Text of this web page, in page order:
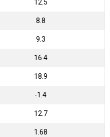
12.5
8.8
9.3
16.4
18.9
-1.4
12.7
1.68